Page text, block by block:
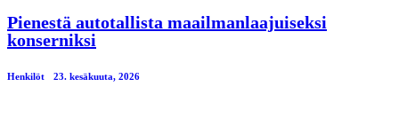
Pienestä autotallista maailmanlaajuiseksi
konserniksi
Henkilöt 23. kesäkuuta, 2026